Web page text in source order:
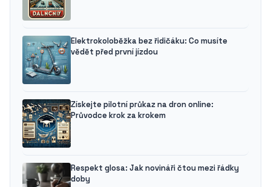
Elektrokoloběžka bez řidičáku: Co musíte
vědět před první jízdou
Získejte pilotní průkaz na dron online:
Průvodce krok za krokem
Respekt glosa: Jak novináři čtou mezi řádky
doby